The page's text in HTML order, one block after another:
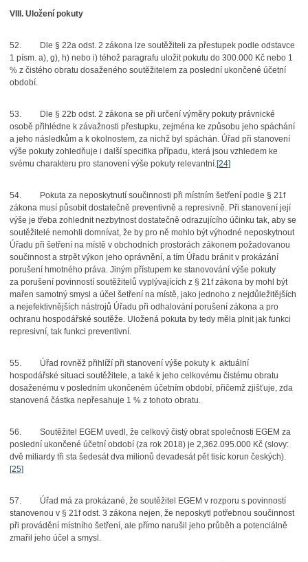
VIII. Uložení pokuty
52.
Dle § 22a odst. 2 zákona lze soutěžiteli za přestupek podle odstavce
1 písm. a), g), h) nebo i) téhož paragrafu uložit pokutu do 300.000 Kč nebo 1
% z čistého obratu dosaženého soutěžitelem za poslední ukončené účetní
období.
53.
Dle § 22b odst. 2 zákona se při určení výměry pokuty právnické
osobě přihlédne k závažnosti přestupku, zejména ke způsobu jeho spáchání
a jeho následkům a k okolnostem, za nichž byl spáchán. Úřad při stanovení
výše pokuty zohledňuje i další specifika případu, která jsou vzhledem ke
svému charakteru pro stanovení výše pokuty relevantní.[24]
54.
Pokuta za neposkytnutí součinnosti při místním šetření podle § 21f
zákona musí působit dostatečně preventivně a represivně. Při stanovení její
výše je třeba zohlednit nezbytnost dostatečně odrazujícího účinku tak, aby se
soutěžitelé nemohli domnívat, že by pro ně mohlo být výhodné neposkytnout
Úřadu při šetření na místě v obchodních prostorách zákonem požadovanou
součinnost a strpět výkon jeho oprávnění, a tím Úřadu bránit v prokázání
porušení hmotného práva. Jiným přístupem ke stanovování výše pokuty
za porušení povinností soutěžitelů vyplývajících z § 21f zákona by mohl být
mařen samotný smysl a účel šetření na místě, jako jednoho z nejdůležitějších
a nejefektivnějších nástrojů Úřadu při odhalování porušení zákona a pro
ochranu hospodářské soutěže. Uložená pokuta by tedy měla plnit jak funkci
represivní, tak funkci preventivní.
55.
Úřad rovněž přihlíží při stanovení výše pokuty k aktuální
hospodářské situaci soutěžitele, a také k jeho celkovému čistému obratu
dosaženému v posledním ukončeném účetním období, přičemž zjišťuje, zda
stanovená částka nepřesahuje 1 % z tohoto obratu.
56.
Soutěžitel EGEM uvedl, že celkový čistý obrat společnosti EGEM za
poslední ukončené účetní období (za rok 2018) je 2,362.095.000 Kč (slovy:
dvě miliardy tři sta šedesát dva milionů devadesát pět tisíc korun českých).
[25]
57.
Úřad má za prokázané, že soutěžitel EGEM v rozporu s povinností
stanovenou v § 21f odst. 3 zákona nejen, že neposkytl potřebnou součinnost
při provádění místního šetření, ale přímo narušil jeho průběh a potenciálně
zmařil jeho účel a smysl.